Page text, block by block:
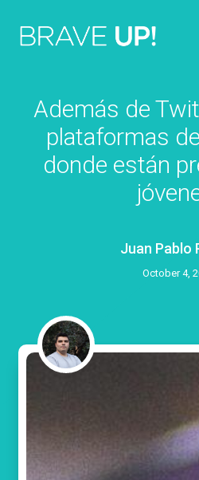
Además de
plataformas
donde están
Juan Pablo
October 4,